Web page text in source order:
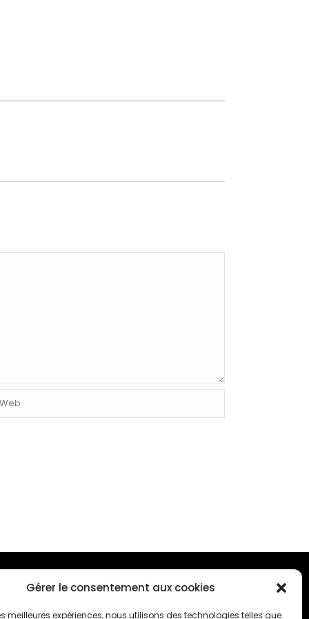
Gérer le consentement aux cookies
meilleures expériences, nous utilisons des technologies telles que
NOUS